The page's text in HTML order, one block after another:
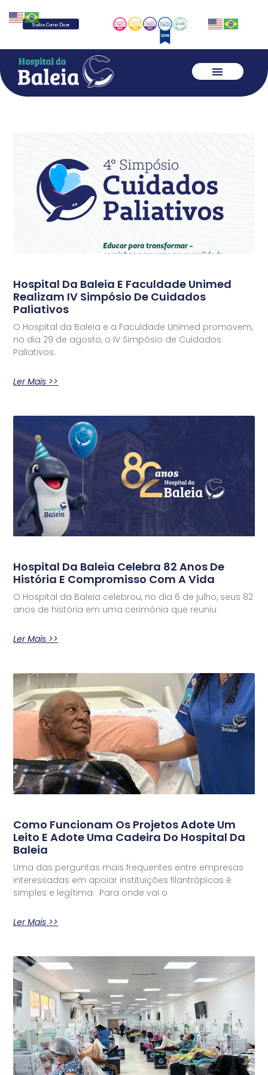
Saiba Como Doar
Hospital Da Baleia E Faculdade Unimed
Realizam IV Simpósio De Cuidados
Paliativos
O Hospital da Baleia e a Faculdade Unimed promovem,
no dia 29 de agosto, o IV Simpósio de Cuidados
Paliativos.
Ler Mais >>
Hospital Da Baleia Celebra 82 Anos De
História E Compromisso Com A Vida
O Hospital da Baleia celebrou, no dia 6 de julho, seus 82
anos de história em uma cerimônia que reuniu
Ler Mais >>
Como Funcionam Os Projetos Adote Um
Leito E Adote Uma Cadeira Do Hospital Da
Baleia
Uma das perguntas mais frequentes entre empresas
interessadas em apoiar instituições filantrópicas é
simples e legítima: Para onde vai o
Ler Mais >>